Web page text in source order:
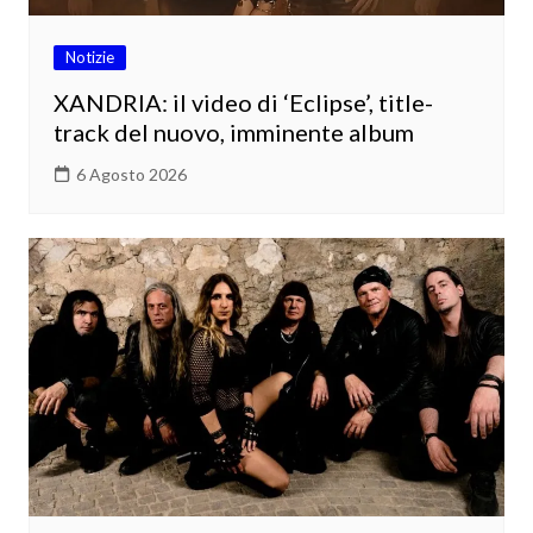
Notizie
XANDRIA: il video di ‘Eclipse’, title-
track del nuovo, imminente album
6 Agosto 2026